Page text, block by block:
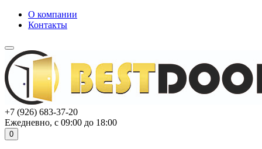
О компании
Контакты
+7 (926) 683-37-20
Ежедневно, с 09:00 до 18:00
0